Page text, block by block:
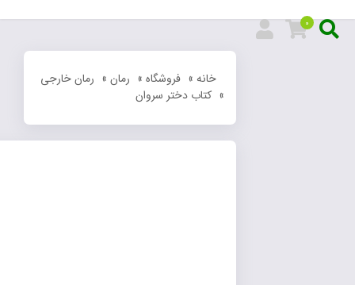
فروشگاه » رمان» رمان خارجی
کتاب دختر سروان